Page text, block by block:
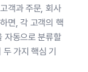
객과 주문, 회사
면, 각 고객의 핵
자동으로 분류할
가지 핵심 기